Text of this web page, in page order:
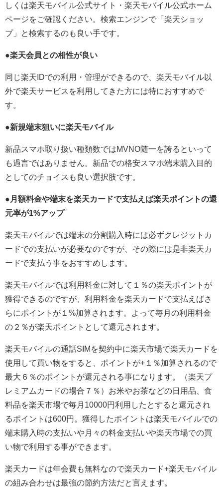
しくは楽天モバイル公式サイト・楽天モバイル公式ホーム
ページをご確認ください。検索エンジンで「楽天ショッ
プ」と検索するのも良い手です。
●楽天会員との相性が良い
同じ楽天IDでの利用・管理ができるので、楽天モバイル以
外で楽天サービスを利用してきた方には特におすすめで
す。
●新規端末狙いに楽天モバイル
新品スマホ取り扱い種類数ではMVNO随一を誇るといって
も過言ではありません。新品での格安スマホ端末購入目的
としてのチョイスも良い選択肢です。
●月額料金や端末を楽天カードで支払えば楽天ポイントの還
元率が1%アップ
楽天モバイルでは端末の分割購入時には必ずクレジットカ
ードでの支払いが必要なのですが、その際には是非楽天カ
ードで支払う事をおすすめします。
楽天モバイルでは利用料金に対して１％の楽天ポイントが
獲得できるのですが、利用料金を楽天カードで支払えばさ
らにポイントが１%加算されます。よって毎月の利用料金
の２％が楽天ポイントとして還元されます。
楽天モバイルの通話SIMを契約中に楽天市場で楽天カードを
使用して買い物をすると、ポイントが+１％加算されるので
最大６％のポイントが還元される事になります。（楽天プ
レミアムカードの場合７％）お米やお茶などの日用品、食
料品を楽天市場で毎月10000円利用したとすると還元され
るポイントは600円。獲得したポイントは楽天モバイルでの
端末購入時の支払いや月々の料金支払いや楽天市場での買
い物で利用する事ができます。
楽天カードは年会費も無料なので楽天カード+楽天モバイル
の組み合わせは最強の節約方法だと言えます。